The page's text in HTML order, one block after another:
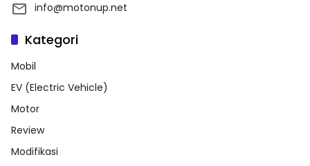
info@motonup.net
Kategori
Mobil
EV (Electric Vehicle)
Motor
Review
Modifikasi